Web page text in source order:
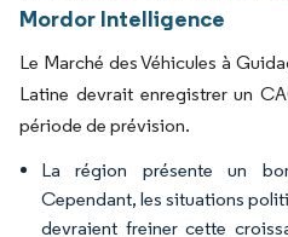
Mordor Intelligence
Le Marché des Véhicules à
Latine devrait enregistrer un
période de prévision.
La région présente un
Cependant, les situations
devraient freiner cette